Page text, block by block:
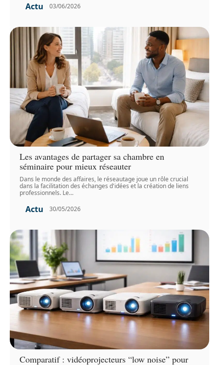
Actu 03/06/2026
Les avantages de partager sa chambre en
séminaire pour mieux réseauter
Dans le monde des affaires, le réseautage joue un rôle crucial
dans la facilitation des échanges d'idées et la création de liens
professionnels. Le…
Actu 30/05/2026
Comparatif : vidéoprojecteurs “low noise” pour